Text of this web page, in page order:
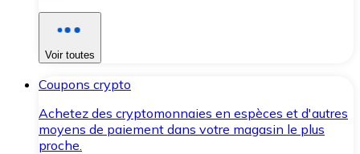
Voir toutes
Coupons crypto
Achetez des cryptomonnaies en espèces et d'autres
moyens de paiement dans votre magasin le plus
proche.